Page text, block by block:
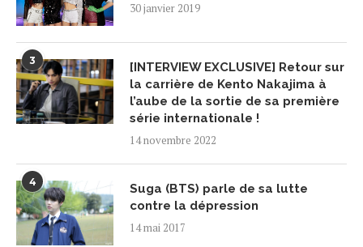
30 janvier 2019
3
[INTERVIEW EXCLUSIVE] Retour sur
la carrière de Kento Nakajima à
l’aube de la sortie de sa première
série internationale !
14 novembre 2022
4
Suga (BTS) parle de sa lutte
contre la dépression
14 mai 2017